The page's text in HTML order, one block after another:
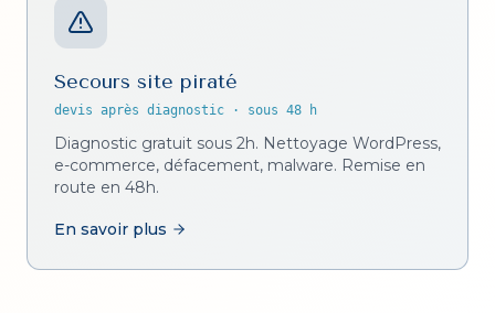
Secours site piraté
devis après diagnostic · sous 48 h
Diagnostic gratuit sous 2h. Nettoyage WordPress,
e-commerce, défacement, malware. Remise en
route en 48h.
En savoir plus